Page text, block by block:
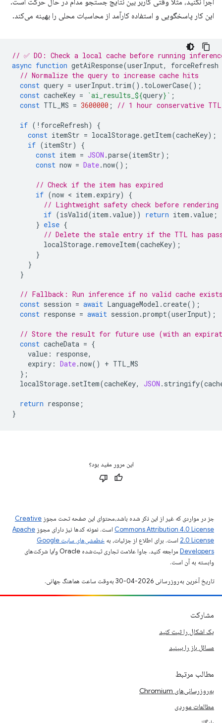
اجرا نکنید، مثلاً وقتی کاربر بین نتایج جستجو مدام در حال حرکت است.
این کار پاسخگویی و استفاده کارآمد از محاسبات محلی را بهینه می‌کند.
// ✅ DO: Check a local cache before running
async function getAiResponse(userInput,
forceRefresh
// Normalize the query to increase cache hits
const query = userInput. trim(). toLowerCase();
const cacheKey = `ai_results_ ${query} ` ;
const TTL_MS = 3600000 ; // 1 hour conservative TTL
if ( ! forceRefresh)
{
const itemStr = localStorage.getItem(cacheKey);
if (itemStr)
{
const item = JSON .parse(itemStr);
const now = Date.now();
// Check if the item has expired
if (now < item . expiry)
{
// Lightweight safety check before rendering
if (isValid(item .value)) return item .value ;
} else {
// Delete the stale entry if the TTL has
localStorage. removeItem(cacheKey);
}
}
}
// Fallback: Run inference if no valid cache
const session = await LanguageModel .create();
const response = await session .prompt(userInput);
// Store the result for future use (with an
const cacheData = {
value : response,
expiry : Date.now() + TTL_MS
};
localStorage. setItem(cacheKey, JSON . stringify(
return response ;
}
این مرور مفید بود؟
جز در مواردی که غیر از این ذکر شده باشد،‌محتوای این صفحه تحت مجوز Creative
Commons Attribution 4.0 License است. نمونه کدها نیز دارای مجوز Apache
2.0 License است. برای اطلاع از جزئیات، به
خطمشی‌های سایت Google
Developers‏
مراجعه کنید. جاوا علامت تجاری ثبت‌شده Oracle و/یا شرکت‌های
وابسته به آن است.
تاریخ آخرین به‌روزرسانی 2026-04-30 به‌وقت ساعت هماهنگ جهانی.
مشارکت
یک اشکال را ثبت کنید
مسائل باز را ببینید
مطالب مرتبط
به‌روزرسانی‌های Chromium
مطالعات موردی